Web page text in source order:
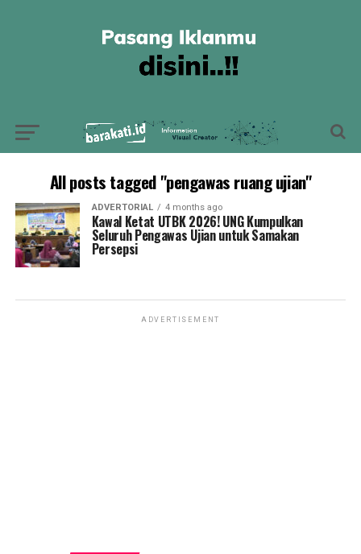
All posts tagged "pengawas ruang ujian"
ADVERTORIAL 4 months ago
Kawal Ketat UTBK 2026! UNG Kumpulkan
Seluruh Pengawas Ujian untuk Samakan
Persepsi
ADVERTISEMENT